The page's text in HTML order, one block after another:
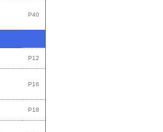
P40
P12
P16
P18